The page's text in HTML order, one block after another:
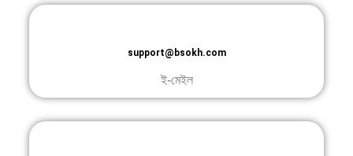
support@bsokh.com
ই-মেইল